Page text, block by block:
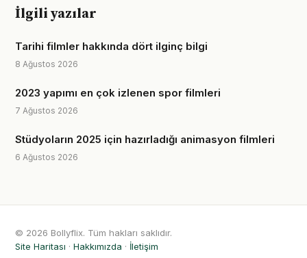
İlgili yazılar
Tarihi filmler hakkında dört ilginç bilgi
8 Ağustos 2026
2023 yapımı en çok izlenen spor filmleri
7 Ağustos 2026
Stüdyoların 2025 için hazırladığı animasyon filmleri
6 Ağustos 2026
© 2026 Bollyflix. Tüm hakları saklıdır.
Site Haritası · Hakkımızda · İletişim